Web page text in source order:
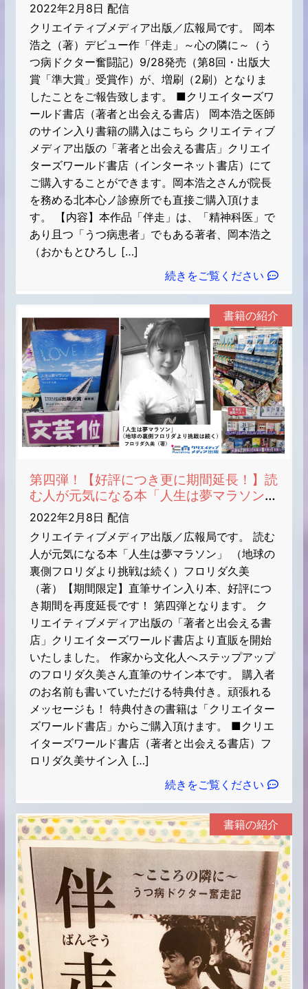
2022年2月8日 配信
クリエイティブメディア出版／広報局です。 岡本
浩之（著）デビュー作「伴走」～心の隣に～（う
つ病ドクター奮闘記）9/28発売（第8回・出版大
賞「準大賞」受賞作）が、増刷（2刷）となりま
したことをご報告致します。 ■クリエイターズワ
ールド書店（著者と出会える書店） 岡本浩之医師
のサイン入り書籍の購入はこちら クリエイティブ
メディア出版の「著者と出会える書店」クリエイ
ターズワールド書店（インターネット書店）にて
ご購入することができます。岡本浩之さんが院長
を務める北本心ノ診療所でも直接ご購入頂けま
す。 【内容】本作品「伴走」は、「精神科医」で
あり且つ「うつ病患者」でもある著者、岡本浩之
（おかもとひろし […]
続きをご覧ください
書籍の紹介
第四弾！【好評につき更に期間延長！】読
む人が元気になる本「人生は夢マラソン」
（地球の裏側フロリダより挑戦は続く）フ
ロリダ久美（著）【期間限定】直筆サイン
入り本
2022年2月8日 配信
クリエイティブメディア出版／広報局です。 読む
人が元気になる本「人生は夢マラソン」 （地球の
裏側フロリダより挑戦は続く）フロリダ久美
（著）【期間限定】直筆サイン入り本、好評につ
き期間を再度延長です！ 第四弾となります。 ク
リエイティブメディア出版の「著者と出会える書
店」クリエイターズワールド書店より直販を開始
いたしました。 作家から文化人へステップアップ
のフロリダ久美さん直筆のサイン本です。 購入者
のお名前も書いていただける特典付き。頑張れる
メッセージも！ 特典付きの書籍は「クリエイター
ズワールド書店」からご購入頂けます。 ■クリエ
イターズワールド書店（著者と出会える書店）フ
ロリダ久美サイン入 […]
続きをご覧ください
書籍の紹介